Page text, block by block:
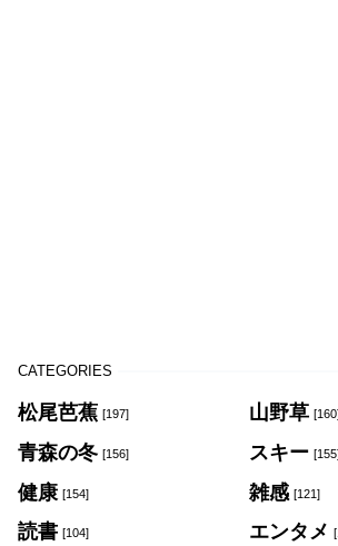
CATEGORIES
松尾芭蕉 [197] 山野草 [160]
青森の冬 [156] スキー
健康 [154] 雑感 [121]
読書 [104] エンタメ